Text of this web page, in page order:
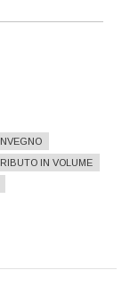
IN VOLUME